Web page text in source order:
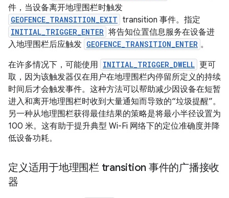
件，当设备离开地理围栏时触发
GEOFENCE_TRANSITION_EXIT transition 事件。指定
INITIAL_TRIGGER_ENTER 将告知位置信息服务在设备进
入地理围栏后应触发 GEOFENCE_TRANSITION_ENTER 。
在许多情况下，可能使用 INITIAL_TRIGGER_DWELL 更可
取，因为该触发器仅在用户在地理围栏内停留所定义的持续
时间后才会触发事件。这种方法可以帮助减少因设备在短暂
进入和离开地理围栏时收到大量通知而导致的“垃圾提醒”。
另一种从地理围栏获得最佳结果的策略是将最小半径设置为
100 米。这有助于提升典型 Wi-Fi 网络下的定位准确度并降
低设备功耗。
定义适用于地理围栏 transition 事件的广播接收
器